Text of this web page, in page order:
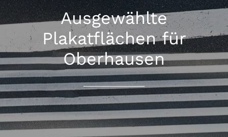
Ausgewählte
Plakatflächen für
Oberhausen